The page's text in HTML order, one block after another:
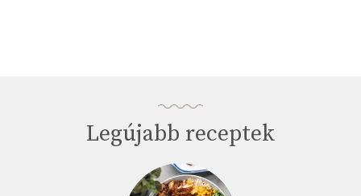
Legújabb receptek